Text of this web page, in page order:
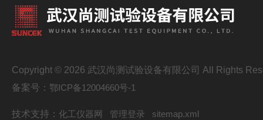
Copyright © 2026 武汉尚测试验设备有限公司 All Rights
备案号： 鄂ICP备12004660号-1
技术支持： 化工仪器网 管理登录 sitemap.xml